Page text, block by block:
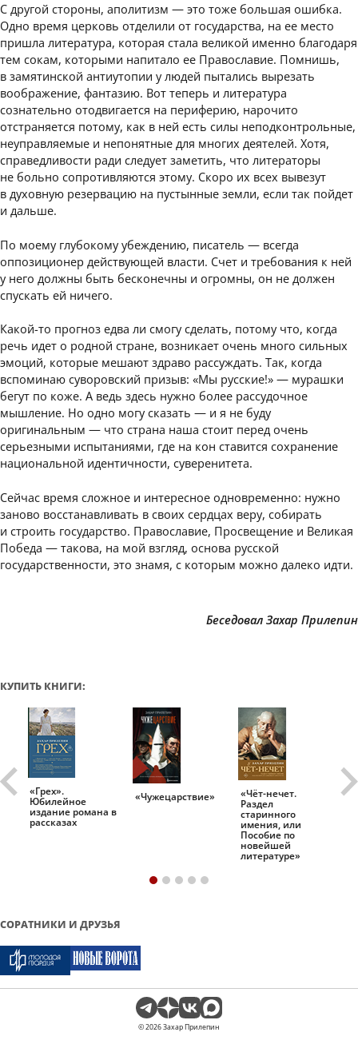
С другой стороны, аполитизм — это тоже большая ошибка.
Одно время церковь отделили от государства, на ее место
пришла литература, которая стала великой именно благодаря
тем сокам, которыми напитало ее Православие. Помнишь,
в замятинской антиутопии у людей пытались вырезать
воображение, фантазию. Вот теперь и литература
сознательно отодвигается на периферию, нарочито
отстраняется потому, как в ней есть силы неподконтрольные,
неуправляемые и непонятные для многих деятелей. Хотя,
справедливости ради следует заметить, что литераторы
не больно сопротивляются этому. Скоро их всех вывезут
в духовную резервацию на пустынные земли, если так пойдет
и дальше.
По моему глубокому убеждению, писатель — всегда
оппозиционер действующей власти. Счет и требования к ней
у него должны быть бесконечны и огромны, он не должен
спускать ей ничего.
Какой-то прогноз едва ли смогу сделать, потому что, когда
речь идет о родной стране, возникает очень много сильных
эмоций, которые мешают здраво рассуждать. Так, когда
вспоминаю суворовский призыв: «Мы русские!» — мурашки
бегут по коже. А ведь здесь нужно более рассудочное
мышление. Но одно могу сказать — и я не буду
оригинальным — что страна наша стоит перед очень
серьезными испытаниями, где на кон ставится сохранение
национальной идентичности, суверенитета.
Сейчас время сложное и интересное одновременно: нужно
заново восстанавливать в своих сердцах веру, собирать
и строить государство. Православие, Просвещение и Великая
Победа — такова, на мой взгляд, основа русской
государственности, это знамя, с которым можно далеко идти.
Беседовал Захар Прилепин
КУПИТЬ КНИГИ:
«Грех».
Юбилейное
издание романа в
рассказах
«Чужецарствие» «Чёт-нечет.
Раздел
старинного
имения, или
Пособие по
новейшей
литературе»
СОРАТНИКИ И ДРУЗЬЯ
© 2026 Захар Прилепин